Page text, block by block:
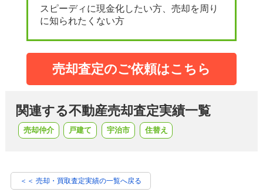
スピーディに現金化したい方、売却を周り
に知られたくない方
売却査定のご依頼はこちら
関連する不動産売却査定実績一覧
売却仲介 戸建て 宇治市 住替え
＜＜ 売却・買取査定実績の一覧へ戻る